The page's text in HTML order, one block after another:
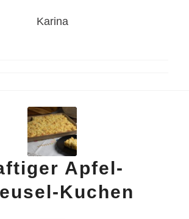
Karina
Apfel-
Kuchen